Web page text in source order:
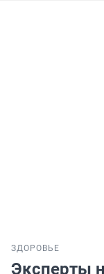
ЗДОРОВЬЕ
Эксперты